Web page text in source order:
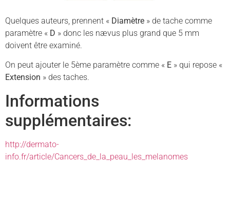
Quelques auteurs, prennent « Diamètre » de tache comme
paramètre « D » donc les nævus plus grand que 5 mm
doivent être examiné.
On peut ajouter le 5ème paramètre comme « E » qui repose «
Extension » des taches.
Informations
supplémentaires:
http://dermato-
info.fr/article/Cancers_de_la_peau_les_melanomes